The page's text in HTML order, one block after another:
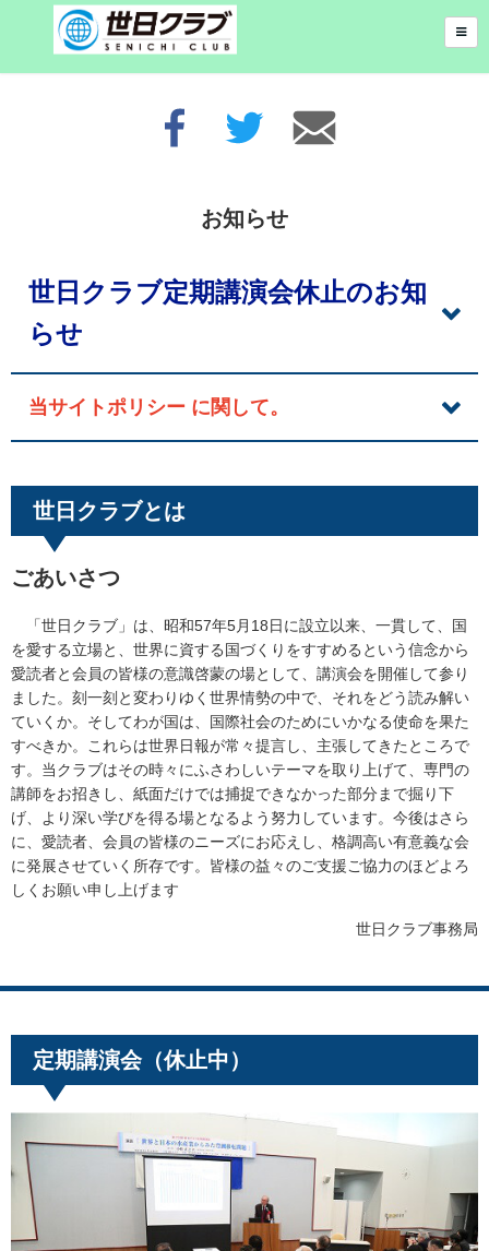
お知らせ
世日クラブ定期講演会休止のお知
らせ
当サイトポリシー に関して。
世日クラブとは
ごあいさつ
「世日クラブ」は、昭和57年5月18日に設立以来、一貫して、国
を愛する立場と、世界に資する国づくりをすすめるという信念から
愛読者と会員の皆様の意識啓蒙の場として、講演会を開催して参り
ました。刻一刻と変わりゆく世界情勢の中で、それをどう読み解い
ていくか。そしてわが国は、国際社会のためにいかなる使命を果た
すべきか。これらは世界日報が常々提言し、主張してきたところで
す。当クラブはその時々にふさわしいテーマを取り上げて、専門の
講師をお招きし、紙面だけでは捕捉できなかった部分まで掘り下
げ、より深い学びを得る場となるよう努力しています。今後はさら
に、愛読者、会員の皆様のニーズにお応えし、格調高い有意義な会
に発展させていく所存です。皆様の益々のご支援ご協力のほどよろ
しくお願い申し上げます
世日クラブ事務局
定期講演会（休止中）